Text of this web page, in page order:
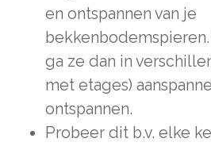
en ontspannen van je
ga ze dan in
met etages)
ontspannen.
Probeer dit b.v. elke